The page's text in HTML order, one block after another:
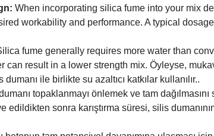
: When incorporating silica fume into your mix
workability and performance. A typical
fume generally requires more water than
can result in a lower strength mix. Öyleyse,
ile birlikte su azaltıcı katkılar kullanılır..
topaklanmayı önlemek ve tam
edildikten sonra karıştırma süresi, silis